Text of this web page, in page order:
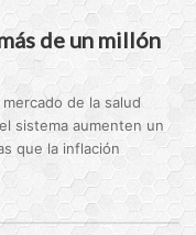
de un millón
de la salud
sistema aumenten un
que la inflación